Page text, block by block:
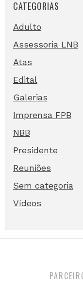
CATEGORIAS
Adulto
Assessoria LNB
Atas
Edital
Galerias
Imprensa FPB
NBB
Presidente
Reuniões
Sem categoria
Vídeos